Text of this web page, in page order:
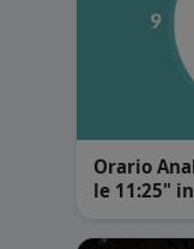
Orario
le 11:25"